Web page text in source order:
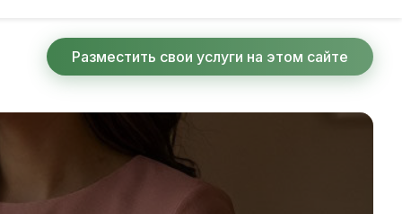
Разместить свои услуги на этом сайте